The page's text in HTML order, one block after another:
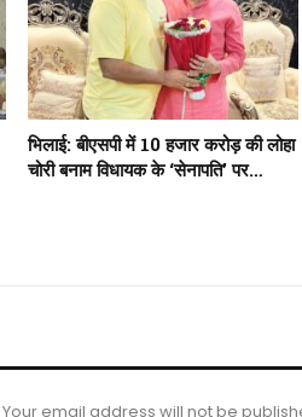
भिलाई: बीएसपी में 10 हजार करोड़ की लोहा
चोरी बनाम विधायक के ‘सेनापति’ पर…
Your email address will not be